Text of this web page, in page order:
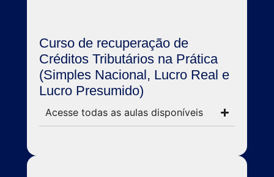
Curso de recuperação de
Créditos Tributários na Prática
(Simples Nacional, Lucro Real e
Lucro Presumido)
Acesse todas as aulas disponíveis